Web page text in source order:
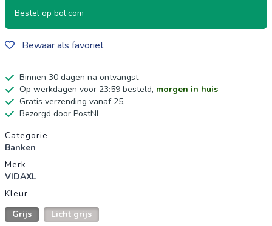
Bestel op bol.com
Bewaar als favoriet
Binnen 30 dagen na ontvangst
Op werkdagen voor 23:59 besteld, morgen in huis
Gratis verzending vanaf 25,-
Bezorgd door PostNL
Productgegevens
Categorie
Banken
Merk
VIDAXL
Kleur
Grijs
Licht grijs